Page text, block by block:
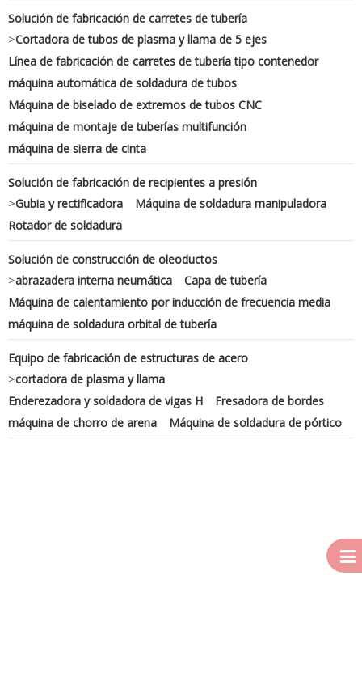
Solución de fabricación de carretes de tubería
>Cortadora de tubos de plasma y llama de 5 ejes
Línea de fabricación de carretes de tubería tipo contenedor
máquina automática de soldadura de tubos
Máquina de biselado de extremos de tubos CNC
máquina de montaje de tuberías multifunción
máquina de sierra de cinta
Solución de fabricación de recipientes a presión
>Gubia y rectificadora
Máquina de soldadura manipuladora
Rotador de soldadura
Solución de construcción de oleoductos
>abrazadera interna neumática
Capa de tubería
Máquina de calentamiento por inducción de frecuencia media
máquina de soldadura orbital de tubería
Equipo de fabricación de estructuras de acero
>cortadora de plasma y llama
Enderezadora y soldadora de vigas H
Fresadora de bordes
máquina de chorro de arena
Máquina de soldadura de pórtico